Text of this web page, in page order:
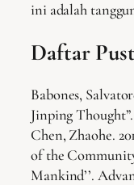
ini adalah
Daftar
Babones,
Jinping
Chen, Zhaohe.
of the
Mankind’’.